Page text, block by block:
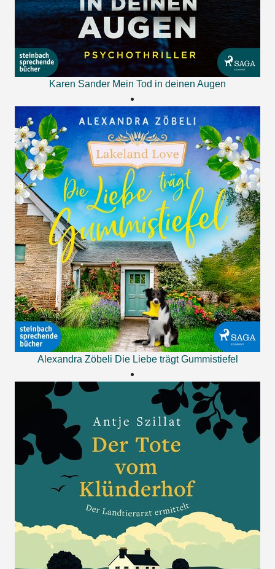
Karen Sander Mein Tod in deinen Augen
Alexandra Zöbeli Die Liebe trägt Gummistiefel